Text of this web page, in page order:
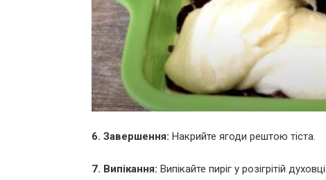
6. Завершення: Накрийте ягоди рештою тіста.
7. Випікання: Випікайте пиріг у розігрітій